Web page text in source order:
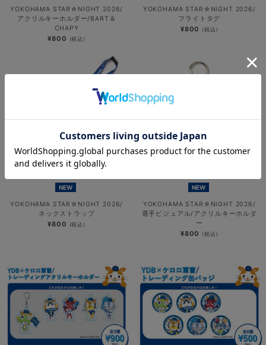
YOKOHAMA STAR☆NIGHT 2026/
アクリルキーホルダー/BART＆
CHAPY
¥800 (税込)
YOKOHAMA STAR☆NIGHT 2026/
フライトタグ
¥800 (税込)
NEW
YOKOHAMA STAR☆NIGHT 2026/
ネックストラップ
¥800 (税込)
NEW
YOKOHAMA STAR☆NIGHT 2026/
選手ビジュアル/アクリルキーホルダ
ー
¥800 (税込)